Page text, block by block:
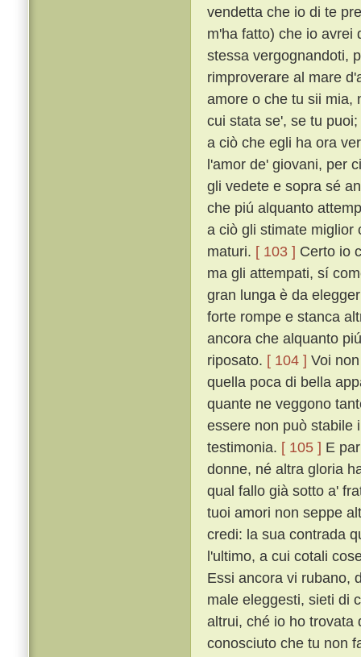
vendetta che io di te
m'ha fatto) che io avrei
stessa vergognandoti,
rimproverare al mare
amore o che tu sii mia,
cui stata se', se tu
a ciò che egli ha ora
l'amor de' giovani, per
gli vedete e sopra sé
che piú alquanto
a ciò gli stimate miglior
maturi. [ 103 ] Certo io
ma gli attempati, sí
gran lunga è da
forte rompe e stanca
ancora che alquanto
riposato. [ 104 ] Voi
quella poca di bella
quante ne veggono
essere non può stabile
testimonia. [ 105 ] E
donne, né altra gloria
qual fallo già sotto a'
tuoi amori non seppe
credi: la sua contrada
l'ultimo, a cui cotali
Essi ancora vi rubano,
male eleggesti, sieti di
altrui, ché io ho trovata
conosciuto che tu non